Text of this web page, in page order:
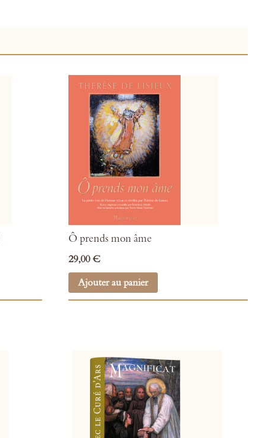
Ô prends mon âme
29,00 €
Ajouter au panier